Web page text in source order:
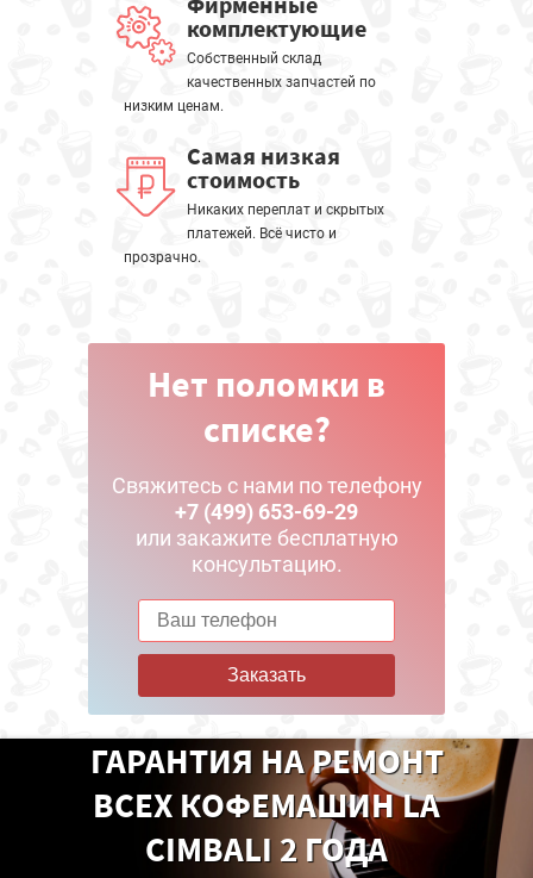
комплектующие
Собственный склад
качественных запчастей по
низким ценам.
Самая низкая
стоимость
Никаких переплат и скрытых
платежей. Всё чисто и
прозрачно.
Нет поломки в
списке?
Свяжитесь с нами по телефону
+7 (499) 653-69-29
или закажите бесплатную
консультацию.
Заказать
ГАРАНТИЯ НА РЕМОНТ
ВСЕХ КОФЕМАШИН LA
CIMBALI 2 ГОДА